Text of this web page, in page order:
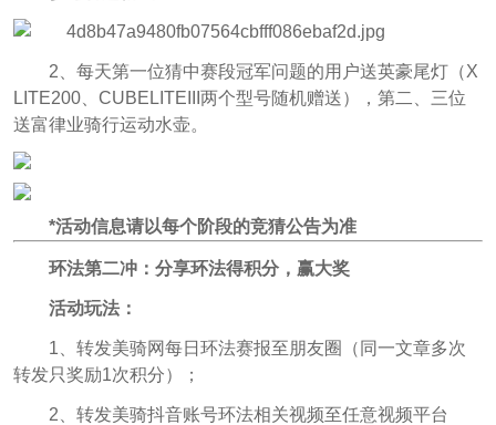
2、每天第一位猜中赛段冠军问题的用户送英豪尾灯（X
LITE200、CUBELITEIII两个型号随机赠送），第二、三位
送富律业骑行运动水壶。
*活动信息请以每个阶段的竞猜公告为准
环法第二冲：分享环法得积分，赢大奖
活动玩法：
1、转发美骑网每日环法赛报至朋友圈（同一文章多次
转发只奖励1次积分）；
2、转发美骑抖音账号环法相关视频至任意视频平台